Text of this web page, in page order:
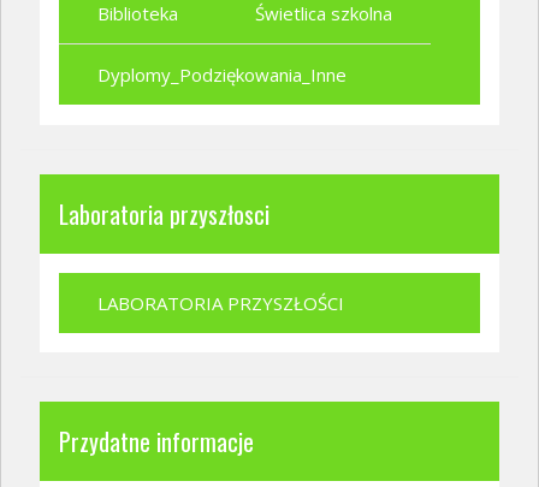
Biblioteka Świetlica szkolna
Dyplomy_Podziękowania_Inne
Laboratoria przyszłosci
LABORATORIA PRZYSZŁOŚCI
Przydatne informacje